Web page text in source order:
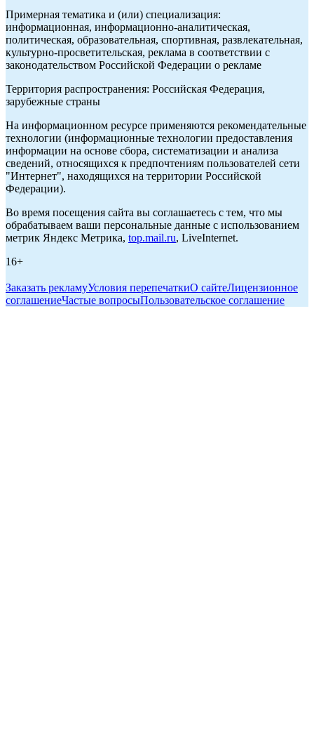
Примерная тематика и (или) специализация:
информационная, информационно-аналитическая,
политическая, образовательная, спортивная, развлекательная,
культурно-просветительская, реклама в соответствии с
законодательством Российской Федерации о рекламе
Территория распространения: Российская Федерация,
зарубежные страны
На информационном ресурсе применяются рекомендательные
технологии (информационные технологии предоставления
информации на основе сбора, систематизации и анализа
сведений, относящихся к предпочтениям пользователей сети
"Интернет", находящихся на территории Российской
Федерации).
Во время посещения сайта вы соглашаетесь с тем, что мы
обрабатываем ваши персональные данные с использованием
метрик Яндекс Метрика, top.mail.ru, LiveInternet.
16+
Заказать рекламуУсловия перепечаткиО сайтеЛицензионное
соглашениеЧастые вопросыПользовательское соглашение